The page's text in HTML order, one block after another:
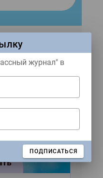
журнал" в
ПОДПИСАТЬСЯ